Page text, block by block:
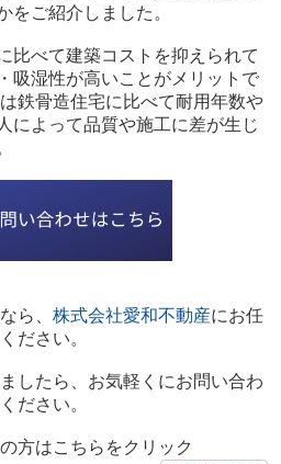
をご紹介しました。
比べて建築コストを抑えられて
吸湿性が高いことがメリットで
鉄骨造住宅に比べて耐用年数や
によって品質や施工に差が生じ
ら、 株式会社愛和不動産にお任
ださい。
したら、お気軽くにお問い合わ
ださい。
方はこちらをクリック